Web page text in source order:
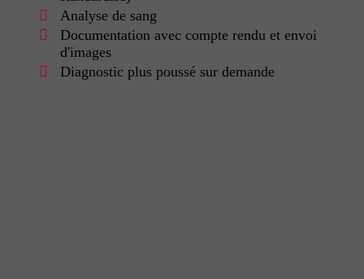
Analyse de sang
Documentation avec compte rendu et envoi
d'images
Diagnostic plus poussé sur demande